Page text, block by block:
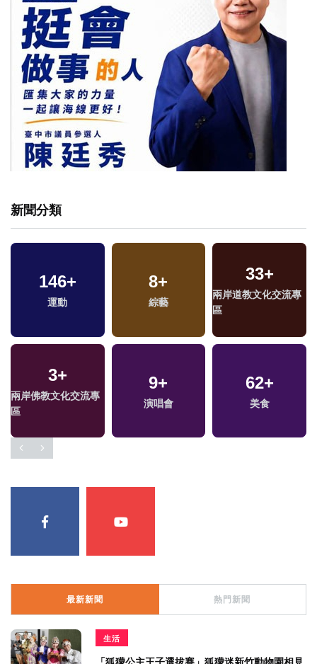
新聞分類
146+
運動
8+
綜藝
33+
兩岸道教文化交流專
區
3+
兩岸佛教文化交流專
區
9+
演唱會
62+
美食
最新新聞 熱門新聞
生活